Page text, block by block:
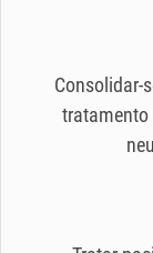
Consolidar-
tratamento